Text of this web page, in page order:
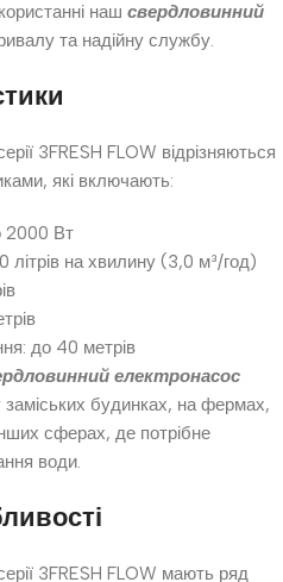
наш свердловинний
та надійну службу.
3FRESH FLOW відрізняються
які включають:
2000 Вт
літрів на хвилину (3,0 м³/год)
до 40 метрів
електронасос
будинках, на фермах,
сферах, де потрібне
води.
3FRESH FLOW мають ряд